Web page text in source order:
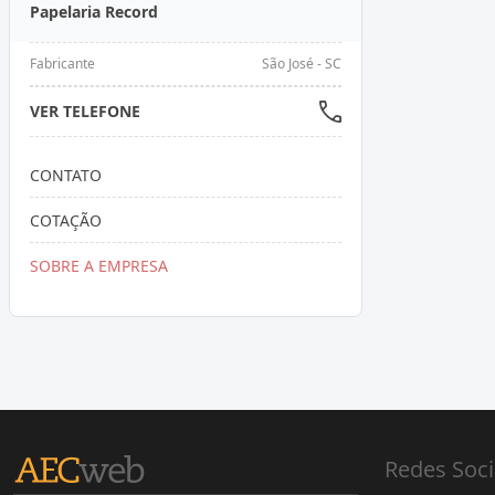
Papelaria Record
Fabricante São José - SC
VER TELEFONE
CONTATO
COTAÇÃO
SOBRE A EMPRESA
Redes